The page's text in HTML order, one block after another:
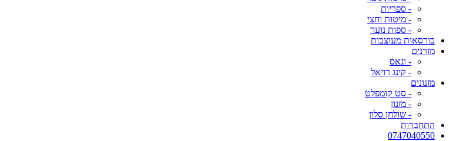
- ספריות
- מיטות וחצי
- ספות נוער
כורסאות מעוצבות
מזרנים
- וגאס
- קינג רויאל
מזנונים
- סט קומפלט
- מזנון
- שולחן סלון
התחברות
0747040550